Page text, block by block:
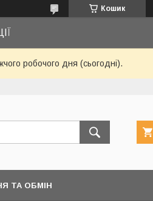
Кошик
робочого дня (сьогодні).
ТА ОБМІН